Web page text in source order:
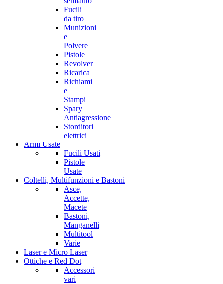
Fucili
da tiro
Munizioni
e
Polvere
Pistole
Revolver
Ricarica
Richiami
e
Stampi
Spary
Antiagressione
Storditori
elettrici
Armi Usate
Fucili Usati
Pistole
Usate
Coltelli, Multifunzioni e Bastoni
Asce,
Accette,
Macete
Bastoni,
Manganelli
Multitool
Varie
Laser e Micro Laser
Ottiche e Red Dot
Accessori
vari